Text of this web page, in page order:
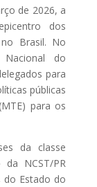
de 2026, a
dos
Brasil. No
do
para
públicas
para os
da classe
da NCST/PR
do Estado do